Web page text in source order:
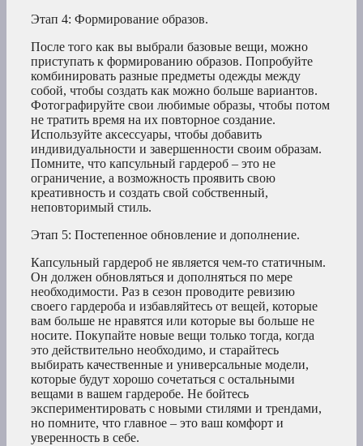
Этап 4: Формирование образов.
После того как вы выбрали базовые вещи, можно
приступать к формированию образов. Попробуйте
комбинировать разные предметы одежды между
собой, чтобы создать как можно больше вариантов.
Фотографируйте свои любимые образы, чтобы потом
не тратить время на их повторное создание.
Используйте аксессуары, чтобы добавить
индивидуальности и завершенности своим образам.
Помните, что капсульный гардероб – это не
ограничение, а возможность проявить свою
креативность и создать свой собственный,
неповторимый стиль.
Этап 5: Постепенное обновление и дополнение.
Капсульный гардероб не является чем-то статичным.
Он должен обновляться и дополняться по мере
необходимости. Раз в сезон проводите ревизию
своего гардероба и избавляйтесь от вещей, которые
вам больше не нравятся или которые вы больше не
носите. Покупайте новые вещи только тогда, когда
это действительно необходимо, и старайтесь
выбирать качественные и универсальные модели,
которые будут хорошо сочетаться с остальными
вещами в вашем гардеробе. Не бойтесь
экспериментировать с новыми стилями и трендами,
но помните, что главное – это ваш комфорт и
уверенность в себе.